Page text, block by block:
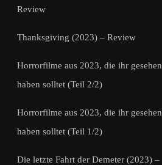
Review
Thanksgiving (2023) – Review
Horrorfilme aus 2023, die ihr gesehen
haben solltet (Teil 2/2)
Horrorfilme aus 2023, die ihr gesehen
haben solltet (Teil 1/2)
Die letzte Fahrt der Demeter (2023) –